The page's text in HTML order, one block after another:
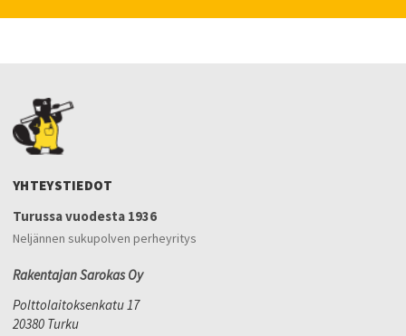
YHTEYSTIEDOT
Turussa vuodesta 1936
Neljännen sukupolven perheyritys
Rakentajan Sarokas Oy
Polttolaitoksenkatu 17
20380 Turku